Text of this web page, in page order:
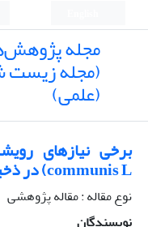
مجله
(مجله زیست
(علمی)
communis L) در ذخیره‌گاه‌های جنگلی استان ایلام
نوع مقاله : مقاله پژوهشی
نویسندگان